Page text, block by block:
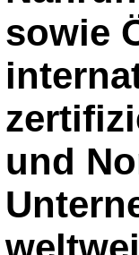
sowie
und